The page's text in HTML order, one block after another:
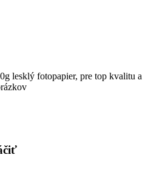
lesklý fotopapier, pre top kvalitu a